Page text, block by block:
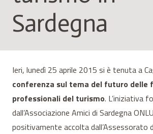
Sardegna
Ieri, lunedì 25 aprile 2015 si è tenuta a
conferenza sul tema del futuro delle
professionali del turismo. L’iniziativa
dall’Associazione Amici di Sardegna
positivamente accolta dall’Assessorato